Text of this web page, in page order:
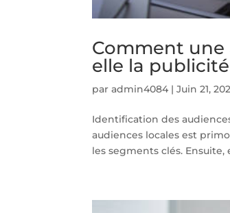
Comment
elle la
paradmin4084 |Juin 21,
Identification des
audiences locales est
les segments clés. Ensuite,